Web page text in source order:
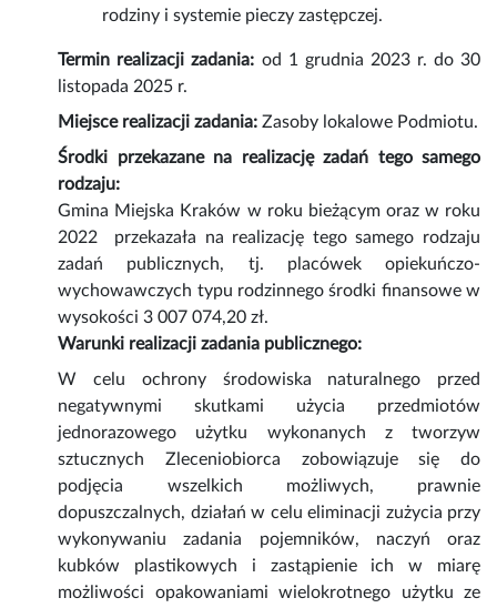
rodziny i systemie pieczy zastępczej.
Termin realizacji zadania: od 1 grudnia 2023 r. do 30
listopada 2025 r.
Miejsce realizacji zadania: Zasoby lokalowe Podmiotu.
Środki przekazane na realizację zadań tego samego
rodzaju:
Gmina Miejska Kraków w roku bieżącym oraz w roku
2022 przekazała na realizację tego samego rodzaju
zadań publicznych, tj. placówek opiekuńczo-
wychowawczych typu rodzinnego środki finansowe w
wysokości 3 007 074,20 zł.
Warunki realizacji zadania publicznego:
W celu ochrony środowiska naturalnego przed
negatywnymi skutkami użycia przedmiotów
jednorazowego użytku wykonanych z tworzyw
sztucznych Zleceniobiorca zobowiązuje się do
podjęcia wszelkich możliwych, prawnie
dopuszczalnych, działań w celu eliminacji zużycia przy
wykonywaniu zadania pojemników, naczyń oraz
kubków plastikowych i zastąpienie ich w miarę
możliwości opakowaniami wielokrotnego użytku ze